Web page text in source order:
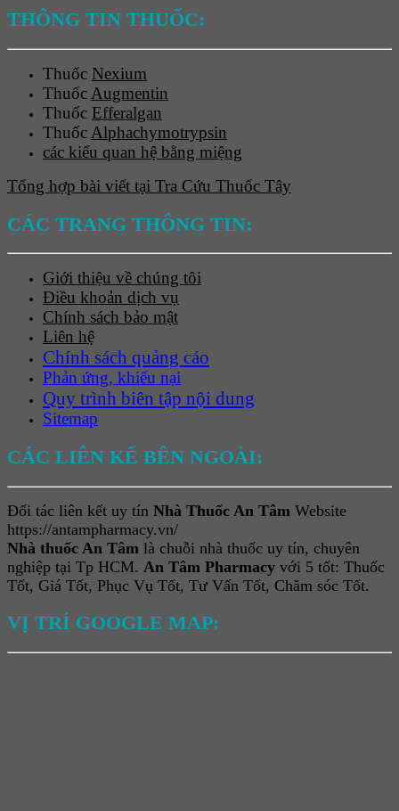
THÔNG TIN THUỐC:
Thuốc Nexium
Thuốc Augmentin
Thuốc Efferalgan
Thuốc Alphachymotrypsin
các kiểu quan hệ bằng miệng
Tổng hợp bài viết tại Tra Cứu Thuốc Tây
CÁC TRANG THÔNG TIN:
Giới thiệu về chúng tôi
Điều khoản dịch vụ
Chính sách bảo mật
Liên hệ
Chính sách quảng cáo
Phản ứng, khiếu nại
Quy trình biên tập nội dung
Sitemap
CÁC LIÊN KẾ BÊN NGOÀI:
Đối tác liên kết uy tín Nhà Thuốc An Tâm Website
https://antampharmacy.vn/
Nhà thuốc An Tâm là chuỗi nhà thuốc uy tín, chuyên
nghiệp tại Tp HCM. An Tâm Pharmacy với 5 tốt: Thuốc
Tốt, Giá Tốt, Phục Vụ Tốt, Tư Vấn Tốt, Chăm sóc Tốt.
VỊ TRÍ GOOGLE MAP: